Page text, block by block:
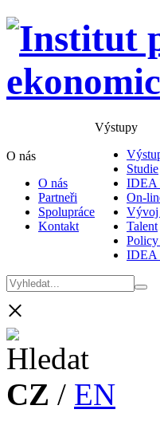
O nás
O nás
Partneři
Spolupráce
Kontakt
Výstupy
Studie
IDEA
On-
Vývoj
Talent
IDEA
×
CZ / EN